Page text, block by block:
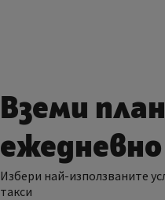
Вземи
Избери най-използваните
такси